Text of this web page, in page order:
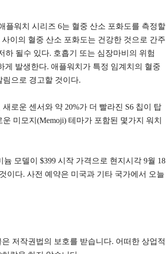
플워치 시리즈 6는 혈중 산소 포화도를 측정할
이의 혈중 산소 포화도는 건강한 것으로 간주
하 될수 있다. 호흡기 또는 심장마비의 위험
게 발생한다. 애플워치가 특정 임계치의 혈중
으로 경고할 것이다.
로운 센서와 약 20%가 더 빨라진 S6 칩이 탑
미모지(Memoji) 테마가 포함된 몇가지 워치
늄 모델이 $399 시작 가격으로 현지시각 9월 18
이다. 사전 예약은 미국과 기타 국가에서 오늘
은 저작권법의 보호를 받습니다. 어떠한 상업적